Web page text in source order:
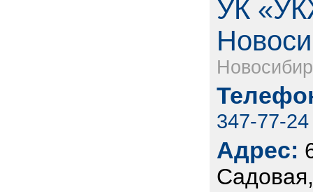
УК
347-77-24
Адрес: